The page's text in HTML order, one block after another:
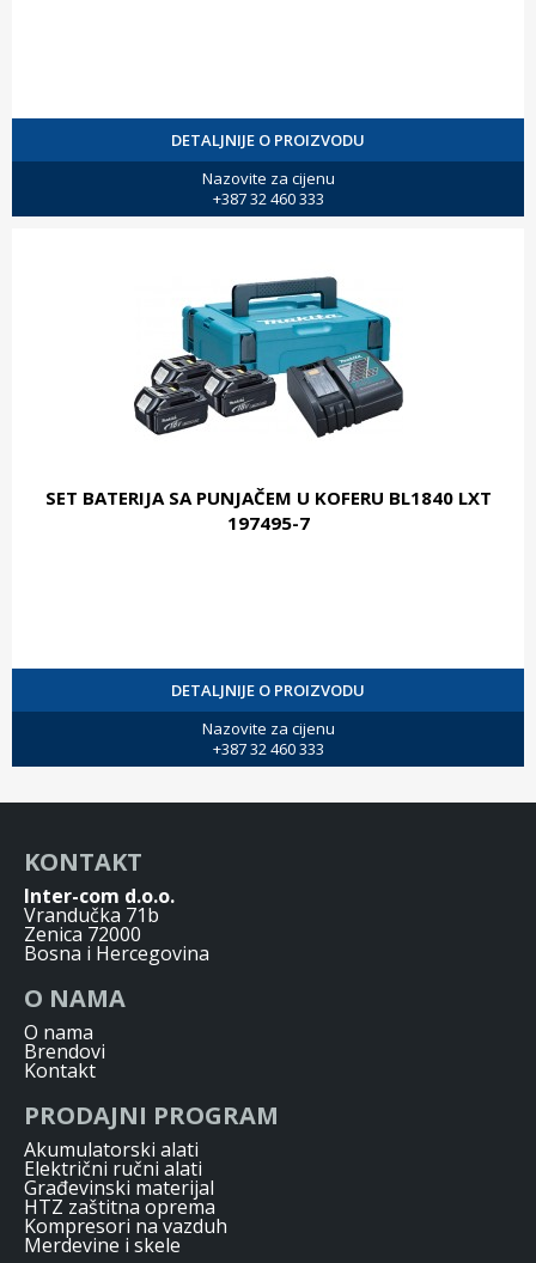
DETALJNIJE O PROIZVODU
Nazovite za cijenu
+387 32 460 333
SET BATERIJA SA PUNJAČEM U KOFERU BL1840 LXT
197495-7
DETALJNIJE O PROIZVODU
Nazovite za cijenu
+387 32 460 333
KONTAKT
Inter-com d.o.o.
Vrandučka 71b
Zenica 72000
Bosna i Hercegovina
O NAMA
O nama
Brendovi
Kontakt
PRODAJNI PROGRAM
Akumulatorski alati
Električni ručni alati
Građevinski materijal
HTZ zaštitna oprema
Kompresori na vazduh
Merdevine i skele